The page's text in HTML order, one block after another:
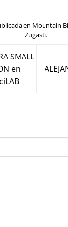
en Mountain
Zugasti.
SMALL
en